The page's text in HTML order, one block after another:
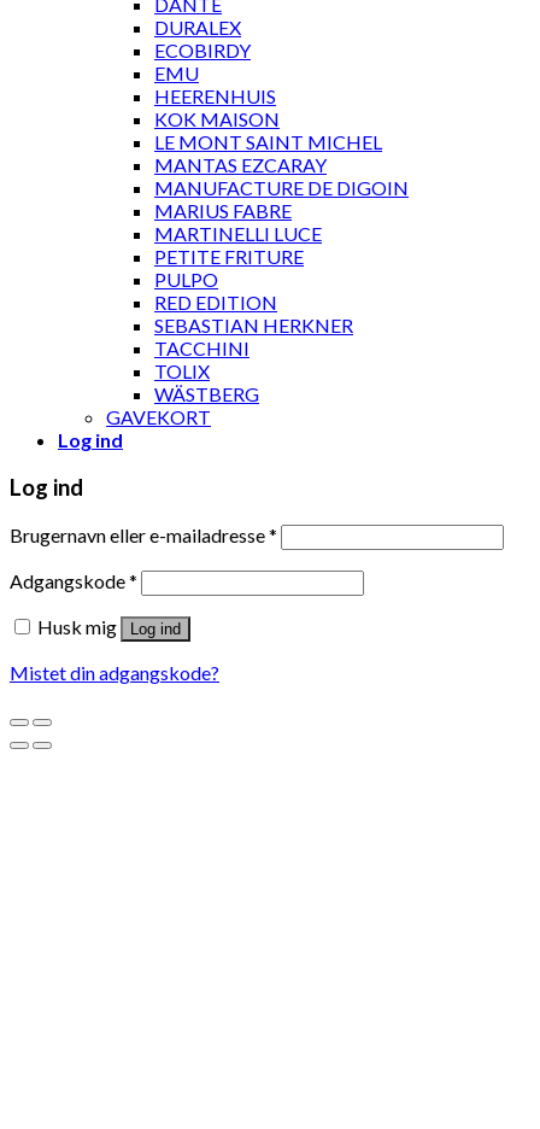
DURALEX
ECOBIRDY
EMU
HEERENHUIS
KOK MAISON
LE MONT SAINT MICHEL
MANTAS EZCARAY
MANUFACTURE DE DIGOIN
MARIUS FABRE
MARTINELLI LUCE
PETITE FRITURE
PULPO
RED EDITION
SEBASTIAN HERKNER
TACCHINI
TOLIX
WÄSTBERG
GAVEKORT
Log ind
Log ind
Brugernavn eller e-mailadresse*
Adgangskode*
Husk mig
Log ind
Mistet din adgangskode?